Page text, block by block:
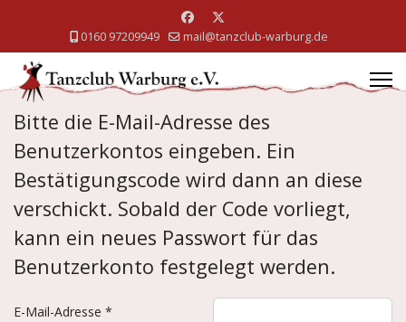
0160 97209949 mail@tanzclub-warburg.de
Bitte die E-Mail-Adresse des
Benutzerkontos eingeben. Ein
Bestätigungscode wird dann an diese
verschickt. Sobald der Code vorliegt,
kann ein neues Passwort für das
Benutzerkonto festgelegt werden.
E-Mail-Adresse *